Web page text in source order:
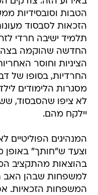
הטבות וסובסידיות
הזכאות לסבסוד
תלמיד ישיבה חרדי
החדשה שהוקמה
הציניות וחוסר
החרדיות, בסופו של
מסגרות הלימודים
לא ציפו שהסבסוד,
יילקח מהם.
המנהיגים הפוליטיים
וצעד ש"חותך" באופן
בהוצאות מהתקציב
למשפחות שבהן האב
המשפחות הזכאיות.